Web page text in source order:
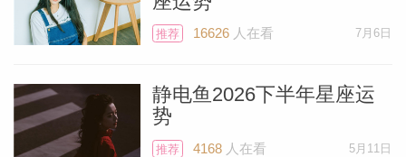
要开始变换工作轨道的白羊座，那么那一天
的话是非常适合用来谈判自己的新薪资的。
6月2日正好是一个周日，那么如果说不是
在周末也继续要开工的白羊的话，这股运势
会一直影响到6月3日或6月4日。
推荐 16626人在看 7月6日
静电鱼2026下半年星座运
势
推荐 4168人在看 5月11日